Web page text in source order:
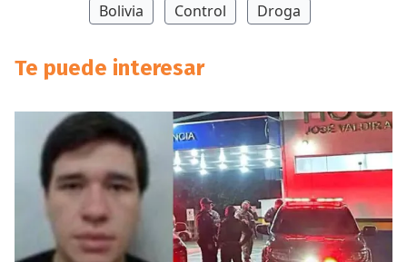
Bolivia Control Droga
Te puede interesar